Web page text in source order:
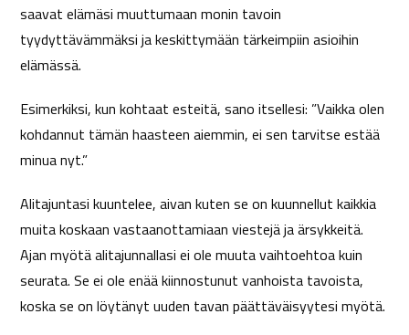
saavat elämäsi muuttumaan monin tavoin
tyydyttävämmäksi ja keskittymään tärkeimpiin asioihin
elämässä.
Esimerkiksi, kun kohtaat esteitä, sano itsellesi: ”Vaikka olen
kohdannut tämän haasteen aiemmin, ei sen tarvitse estää
minua nyt.”
Alitajuntasi kuuntelee, aivan kuten se on kuunnellut kaikkia
muita koskaan vastaanottamiaan viestejä ja ärsykkeitä.
Ajan myötä alitajunnallasi ei ole muuta vaihtoehtoa kuin
seurata. Se ei ole enää kiinnostunut vanhoista tavoista,
koska se on löytänyt uuden tavan päättäväisyytesi myötä.